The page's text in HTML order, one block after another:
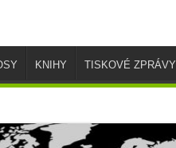
KNIHY TISKOVÉ ZPRÁVY